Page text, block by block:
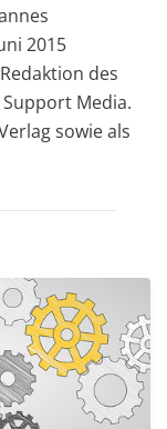
2015
des
Media.
sowie als